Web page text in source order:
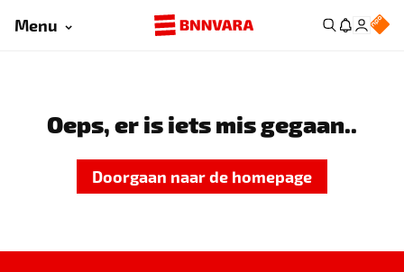
Menu
Oeps, er is iets mis gegaan..
Doorgaan naar de homepage